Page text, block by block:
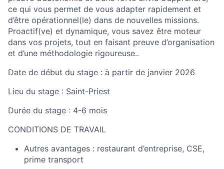
ce qui vous permet de vous adapter rapidement et
d’être opérationnel(le) dans de nouvelles missions.
Proactif(ve) et dynamique, vous savez être moteur
dans vos projets, tout en faisant preuve d’organisation
et d’une méthodologie rigoureuse..
Date de début du stage : à partir de janvier 2026
Lieu du stage : Saint-Priest
Durée du stage : 4-6 mois
CONDITIONS DE TRAVAIL
Autres avantages : restaurant d’entreprise, CSE,
prime transport